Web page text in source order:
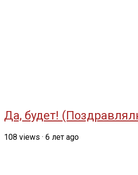
Да, будет!
108 views · 6 лет ago